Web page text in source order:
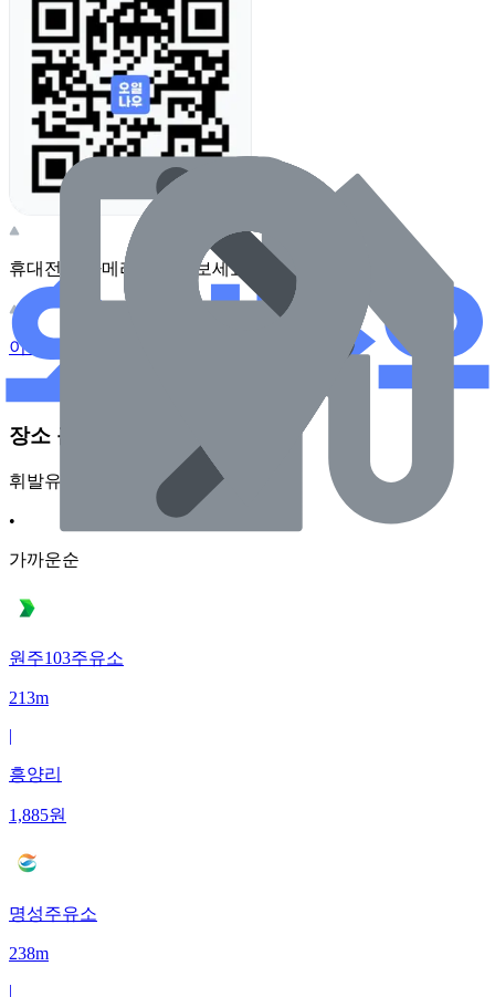
휴대전화 카메라로 찍어보세요
이 주유소의 사장님이신가요?
장소 근처 주유소
휘발유
•
가까운순
원주103주유소
213m
|
흥양리
1,885원
명성주유소
238m
|